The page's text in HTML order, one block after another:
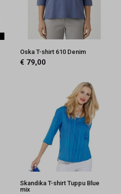
Oska T-shirt 610 Denim
€ 79,00
Skandika T-shirt Tuppu Blue
mix